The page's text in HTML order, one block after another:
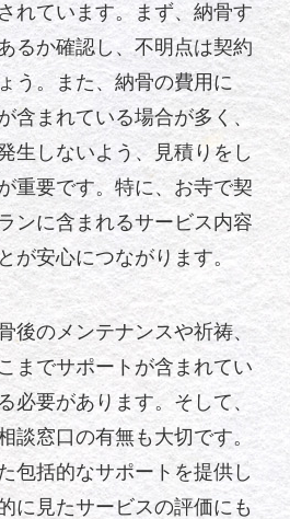
れています。まず、納骨す
るか確認し、不明点は契約
う。また、納骨の費用に
含まれている場合が多く、
生しないよう、見積りをし
重要です。特に、お寺で契
ンに含まれるサービス内容
が安心につながります。
後のメンテナンスや祈祷、
までサポートが含まれてい
必要があります。そして、
談窓口の有無も大切です。
包括的なサポートを提供し
に見たサービスの評価にも